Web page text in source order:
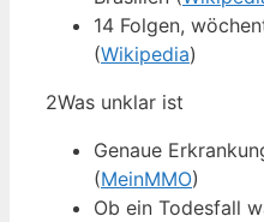
14 Folgen,
(Wikipedia)
2Was unklar ist
Genaue
(MeinMMO)
Ob ein Todesfall